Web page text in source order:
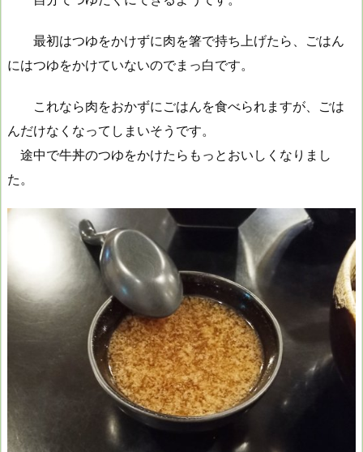
最初はつゆをかけずに肉を箸で持ち上げたら、ごはん
にはつゆをかけていないのでまっ白です。
これなら肉をおかずにごはんを食べられますが、ごは
んだけなくなってしまいそうです。
途中で牛丼のつゆをかけたらもっとおいしくなりまし
た。